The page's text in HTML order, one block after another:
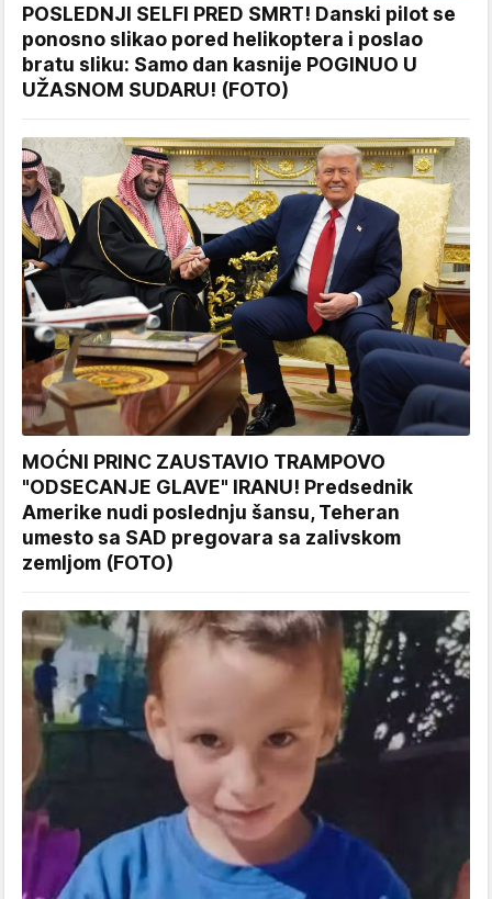
POSLEDNJI SELFI PRED SMRT! Danski pilot se
ponosno slikao pored helikoptera i poslao
bratu sliku: Samo dan kasnije POGINUO U
UŽASNOM SUDARU! (FOTO)
MOĆNI PRINC ZAUSTAVIO TRAMPOVO
"ODSECANJE GLAVE" IRANU! Predsednik
Amerike nudi poslednju šansu, Teheran
umesto sa SAD pregovara sa zalivskom
zemljom (FOTO)